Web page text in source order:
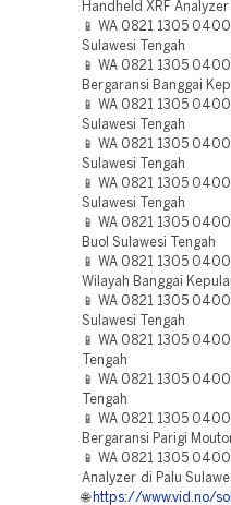
Handheld XRF
📱 WA 0821 1305
Sulawesi Tengah
📱 WA 0821 1305
Bergaransi Banggai
📱 WA 0821 1305
Sulawesi Tengah
📱 WA 0821 1305
Sulawesi Tengah
📱 WA 0821 1305
Sulawesi Tengah
📱 WA 0821 1305
Buol Sulawesi Tengah
📱 WA 0821 1305
Wilayah Banggai
📱 WA 0821 1305
Sulawesi Tengah
📱 WA 0821 1305
Tengah
📱 WA 0821 1305
Tengah
📱 WA 0821 1305
Bergaransi Parigi
📱 WA 0821 1305
Analyzer di Palu
🌐 https://www.vid.no/